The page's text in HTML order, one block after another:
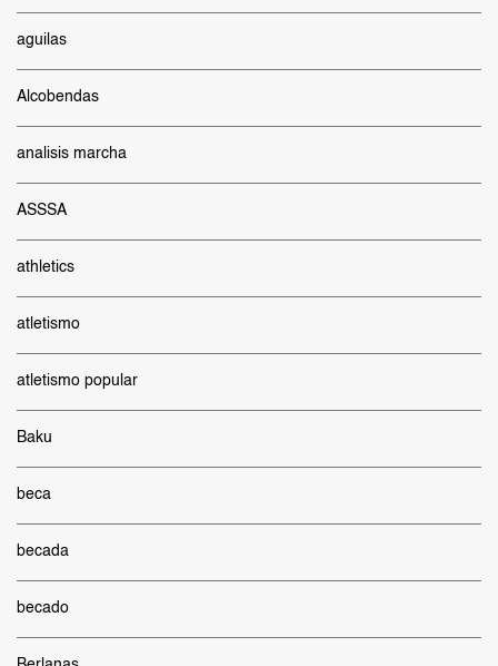
aguilas
Alcobendas
analisis marcha
ASSSA
athletics
atletismo
atletismo popular
Baku
beca
becada
becado